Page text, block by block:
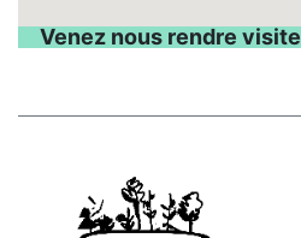
Venez nous rendre visite